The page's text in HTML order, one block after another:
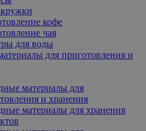
кофе
чая
для воды
для приготовления и
материалы для
и хранения
материалы для хранения